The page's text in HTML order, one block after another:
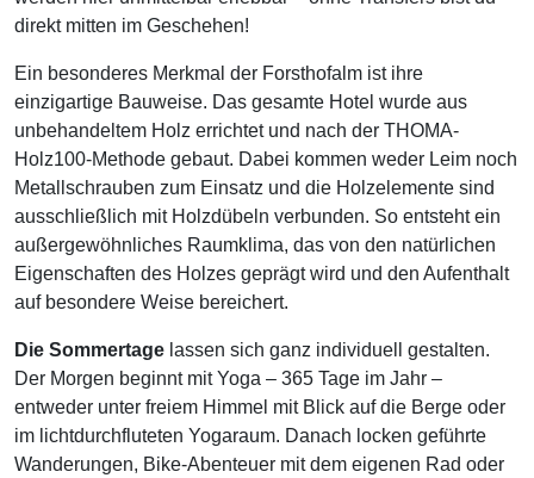
direkt mitten im Geschehen!
Ein besonderes Merkmal der Forsthofalm ist ihre
einzigartige Bauweise. Das gesamte Hotel wurde aus
unbehandeltem Holz errichtet und nach der THOMA-
Holz100-Methode gebaut. Dabei kommen weder Leim noch
Metallschrauben zum Einsatz und die Holzelemente sind
ausschließlich mit Holzdübeln verbunden. So entsteht ein
außergewöhnliches Raumklima, das von den natürlichen
Eigenschaften des Holzes geprägt wird und den Aufenthalt
auf besondere Weise bereichert.
Die Sommertage lassen sich ganz individuell gestalten.
Der Morgen beginnt mit Yoga – 365 Tage im Jahr –
entweder unter freiem Himmel mit Blick auf die Berge oder
im lichtdurchfluteten Yogaraum. Danach locken geführte
Wanderungen, Bike-Abenteuer mit dem eigenen Rad oder